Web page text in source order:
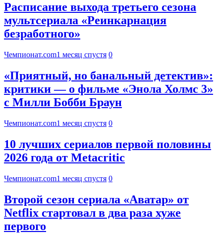
Расписание выхода третьего сезона
мультсериала «Реинкарнация
безработного»
Чемпионат.com1 месяц спустя 0
«Приятный, но банальный детектив»:
критики — о фильме «Энола Холмс 3»
с Милли Бобби Браун
Чемпионат.com1 месяц спустя 0
10 лучших сериалов первой половины
2026 года от Metacritic
Чемпионат.com1 месяц спустя 0
Второй сезон сериала «Аватар» от
Netflix стартовал в два раза хуже
первого